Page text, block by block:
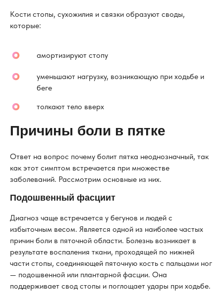
Кости стопы, сухожилия и связки образуют своды,
которые:
амортизируют стопу
уменьшают нагрузку, возникающую при ходьбе и
беге
толкают тело вверх
Причины боли в пятке
Ответ на вопрос почему болит пятка неоднозначный, так
как этот симптом встречается при множестве
заболеваний. Рассмотрим основные из них.
Подошвенный фасциит
Диагноз чаще встречается у бегунов и людей с
избыточным весом. Является одной из наиболее частых
причин боли в пяточной области. Болезнь возникает в
результате воспаления ткани, проходящей по нижней
части стопы, соединяющей пяточную кость с пальцами ног
— подошвенной или плантарной фасции. Она
поддерживает свод стопы и поглощает удары при ходьбе.